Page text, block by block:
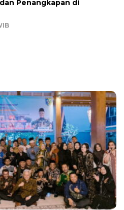
Penangkapan di